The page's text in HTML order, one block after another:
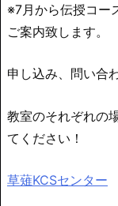
※7月から伝授コー
ご案内致します。
申し込み、問い合
教室のそれぞれの
てください！
草薙KCSセンター